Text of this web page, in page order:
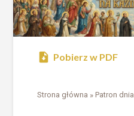
Pobierz w PDF
Strona główna »Patron dnia